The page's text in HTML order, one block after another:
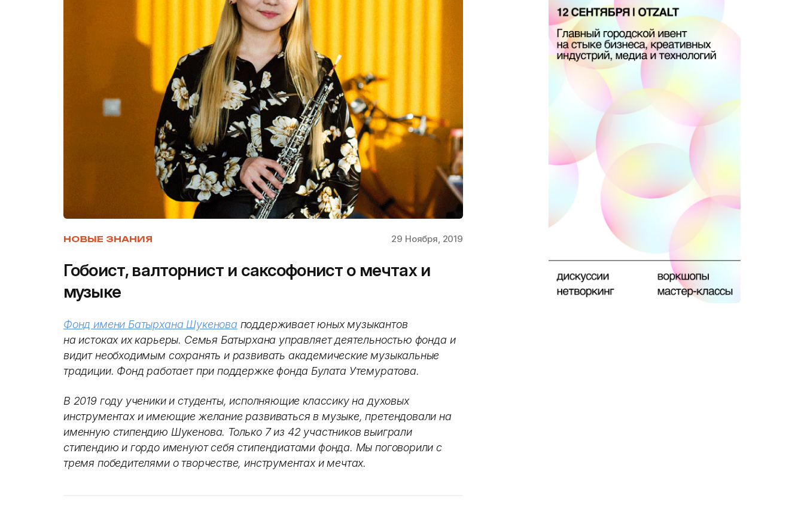
НОВЫЕ ЗНАНИЯ 29 Ноября, 2019
Гобоист, валторнист и саксофонист о мечтах и
музыке
Фонд имени Батырхана Шукенова поддерживает юных музыкантов
на истоках их карьеры. Семья Батырхана управляет деятельностью фонда и
видит необходимым сохранять и развивать академические музыкальные
традиции. Фонд работает при поддержке фонда Булата Утемуратова.
В 2019 году ученики и студенты, исполняющие классику на духовых
инструментах и имеющие желание развиваться в музыке, претендовали на
именную стипендию Шукенова. Только 7 из 42 участников выиграли
стипендию и гордо именуют себя стипендиатами фонда. Мы поговорили с
тремя победителями о творчестве, инструментах и мечтах.